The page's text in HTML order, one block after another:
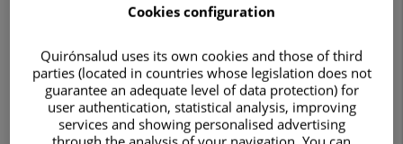
Busca por nombre alfabético:
CDEFGHIJKLMNOPQRSTUVWXYZ...
Cookies configuration
Quirónsalud uses its own cookies and those of third
parties (located in countries whose legislation does not
guarantee an adequate level of data protection) for
user authentication, statistical analysis, improving
services and showing personalised advertising